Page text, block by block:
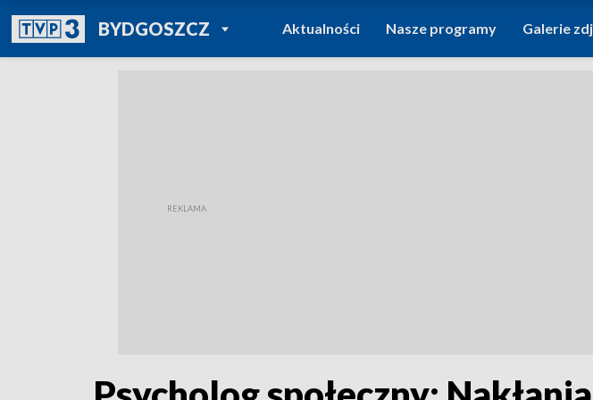
BYDGOSZCZPOWRÓT DO
TVP REGIONY
Aktualności Nasze programy Galerie